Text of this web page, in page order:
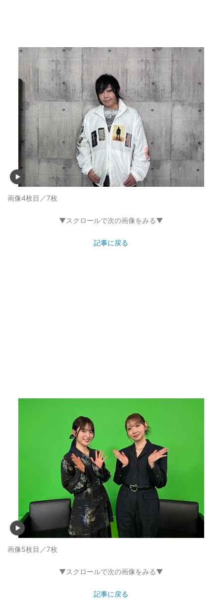
画像4枚目／7枚
▼スクロールで次の画像をみる▼
記事に戻る
画像5枚目／7枚
▼スクロールで次の画像をみる▼
記事に戻る